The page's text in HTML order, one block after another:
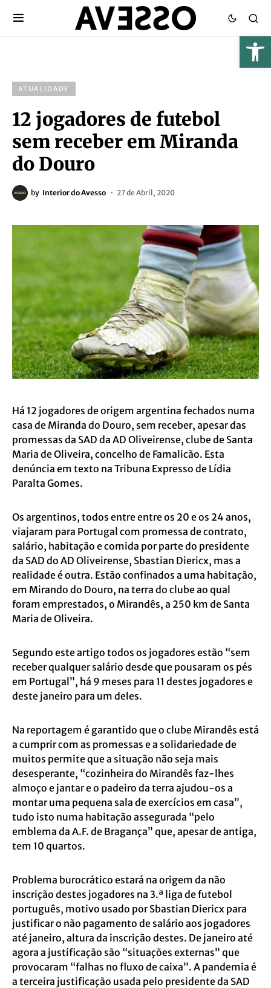
ATUALIDADE
12 jogadores de futebol
sem receber em Miranda
do Douro
by Interior do Avesso 27 de Abril, 2020
Há 12 jogadores de origem argentina fechados numa
casa de Miranda do Douro, sem receber, apesar das
promessas da SAD da AD Oliveirense, clube de Santa
Maria de Oliveira, concelho de Famalicão. Esta
denúncia em texto na Tribuna Expresso de Lídia
Paralta Gomes.
Os argentinos, todos entre entre os 20 e os 24 anos,
viajaram para Portugal com promessa de contrato,
salário, habitação e comida por parte do presidente
da SAD do AD Oliveirense, Sbastian Diericx, mas a
realidade é outra. Estão confinados a uma habitação,
em Mirando do Douro, na terra do clube ao qual
foram emprestados, o Mirandês, a 250 km de Santa
Maria de Oliveira.
Segundo este artigo todos os jogadores estão “sem
receber qualquer salário desde que pousaram os pés
em Portugal”, há 9 meses para 11 destes jogadores e
deste janeiro para um deles.
Na reportagem é garantido que o clube Mirandês está
a cumprir com as promessas e a solidariedade de
muitos permite que a situação não seja mais
desesperante, “cozinheira do Mirandês faz-lhes
almoço e jantar e o padeiro da terra ajudou-os a
montar uma pequena sala de exercícios em casa”,
tudo isto numa habitação assegurada “pelo
emblema da A.F. de Bragança” que, apesar de antiga,
tem 10 quartos.
Problema burocrático estará na origem da não
inscrição destes jogadores na 3.ª liga de futebol
português, motivo usado por Sbastian Diericx para
justificar o não pagamento de salário aos jogadores
até janeiro, altura da inscrição destes. De janeiro até
agora a justificação são “situações externas” que
provocaram “falhas no fluxo de caixa”. A pandemia é
a terceira justificação usada pelo presidente da SAD